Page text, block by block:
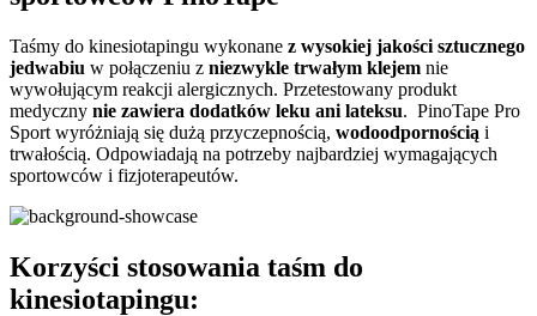
Taśmy do kinesiotapingu wykonane z wysokiej jakości sztucznego
jedwabiu w połączeniu z niezwykle trwałym klejem nie
wywołującym reakcji alergicznych. Przetestowany produkt
medyczny nie zawiera dodatków leku ani lateksu. PinoTape Pro
Sport wyróżniają się dużą przyczepnością, wodoodpornością i
trwałością. Odpowiadają na potrzeby najbardziej wymagających
sportowców i fizjoterapeutów.
Korzyści stosowania taśm do
kinesiotapingu: